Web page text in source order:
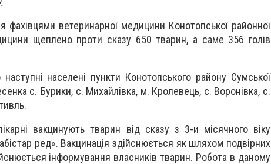
ветеринарної медицини Конотопської районної
щеплено проти сказу 650 тварин, а саме 356 голів
населені пункти Конотопського району Сумської
с. Бурики, с. Михайлівка, м. Кролевець, с. Воронівка, с.
вакцинують тварин від сказу з 3-и місячного віку
ред». Вакцинація здійснюється як шляхом подвірних
інформування власників тварин. Робота в даному